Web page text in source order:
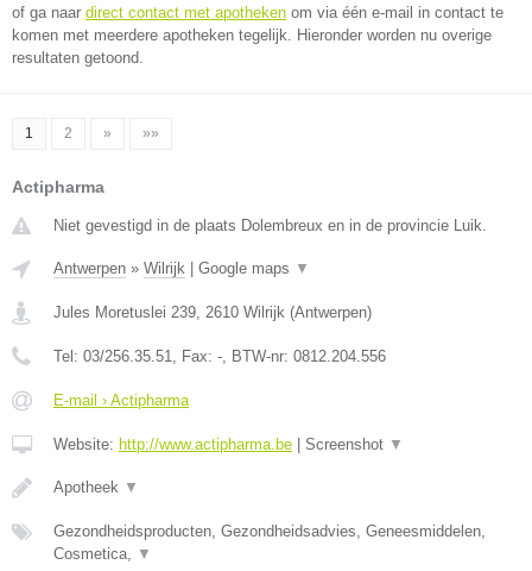
of ga naar direct contact met apotheken om via één e-mail in contact te
komen met meerdere apotheken tegelijk. Hieronder worden nu overige
resultaten getoond.
1 2 » »»
Actipharma
Niet gevestigd in de plaats Dolembreux en in de provincie Luik.
Antwerpen » Wilrijk Google maps ▼
Jules Moretuslei 239, 2610 Wilrijk (Antwerpen)
Tel: 03/256.35.51, Fax: -, BTW-nr: 0812.204.556
E-mail › Actipharma
Website: http://www.actipharma.be Screenshot ▼
Apotheek ▼
Gezondheidsproducten, Gezondheidsadvies, Geneesmiddelen,
Cosmetica, ▼